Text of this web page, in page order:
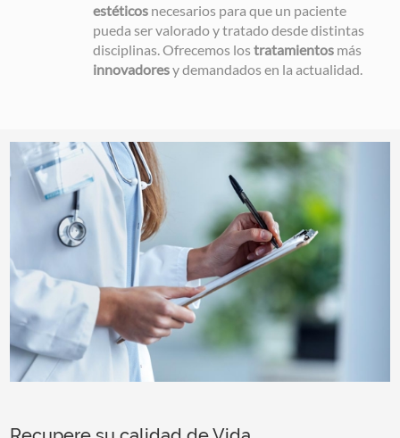
estéticosnecesarios para que un paciente
pueda ser valorado y tratado desde distintas
disciplinas. Ofrecemos lostratamientosmás
innovadoresy demandados en la actualidad.
Image